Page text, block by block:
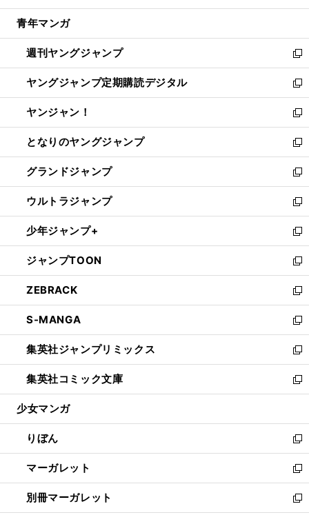
開
ウ
開
く
ン
ウ
で
開
く
ウ
ン
ド
ウ
で
開
く
し
ウ
ィ
ン
ド
ウ
で
開
く
青年マンガ
週刊ヤングジャンプ
新
し
い
ウ
ィ
ン
ド
ウ
で
開
く
ヤングジャンプ定期購読デジタル
新
し
い
ウ
ィ
ン
ド
ウ
で
開
く
ヤンジャン！
新
し
い
ウ
ィ
ン
ド
ウ
で
開
く
となりのヤングジャンプ
新
し
い
ウ
ィ
ン
ド
ウ
で
開
く
グランドジャンプ
新
し
い
ウ
ィ
ン
ド
ウ
で
開
く
ウルトラジャンプ
新
し
い
ウ
ィ
ン
ド
ウ
で
開
く
少年ジャンプ+
新
し
い
ウ
ィ
ン
ド
ウ
で
開
く
ジャンプTOON
新
し
い
ウ
ィ
ン
ド
ウ
で
開
ZEBRACK
新
し
い
ウ
ィ
ン
ド
ウ
開
く
S-MANGA
新
し
い
ウ
ィ
ン
ウ
で
開
く
集英社ジャンプリミックス
新
し
い
ウ
ン
ド
ウ
で
開
く
集英社コミック文庫
新
し
ウ
ィ
ン
ド
ウ
で
開
少女マンガ
りぼん
新
し
い
ウ
ィ
マーガレット
新
し
い
別冊マーガレット
新